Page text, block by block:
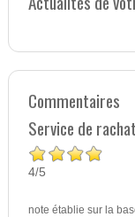
Commentaires
Service de
4/5
note établie sur la